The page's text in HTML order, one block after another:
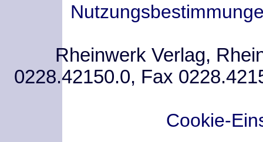
Rheinwerk Verlag,
0228.42150.0, Fax
Cookie-